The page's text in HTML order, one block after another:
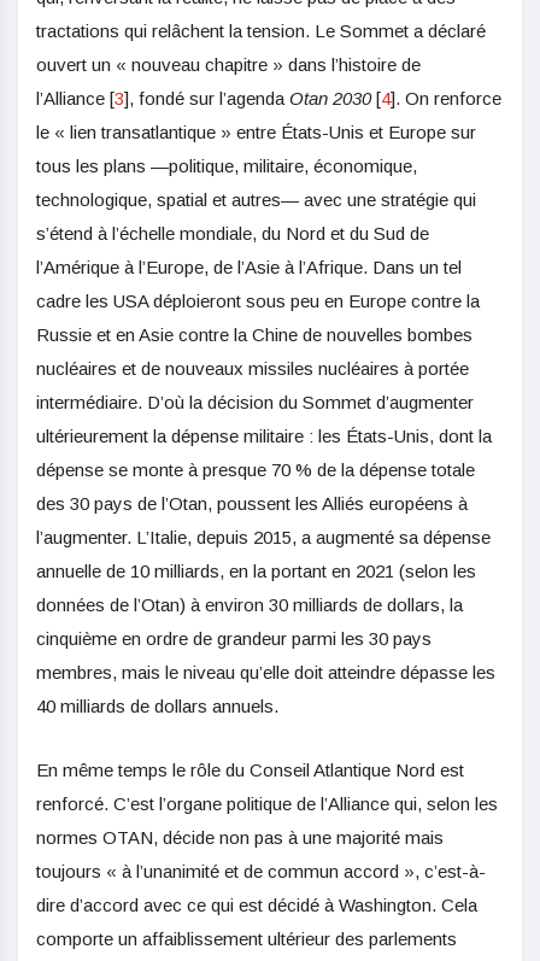
tractations qui relâchent la tension. Le Sommet a déclaré
ouvert un « nouveau chapitre » dans l’histoire de
l’Alliance [3], fondé sur l’agendaOtan 2030[4]. On renforce
le « lien transatlantique » entre États-Unis et Europe sur
tous les plans —politique, militaire, économique,
technologique, spatial et autres— avec une stratégie qui
s’étend à l’échelle mondiale, du Nord et du Sud de
l’Amérique à l’Europe, de l’Asie à l’Afrique. Dans un tel
cadre les USA déploieront sous peu en Europe contre la
Russie et en Asie contre la Chine de nouvelles bombes
nucléaires et de nouveaux missiles nucléaires à portée
intermédiaire. D’où la décision du Sommet d’augmenter
ultérieurement la dépense militaire : les États-Unis, dont la
dépense se monte à presque 70 % de la dépense totale
des 30 pays de l’Otan, poussent les Alliés européens à
l’augmenter. L’Italie, depuis 2015, a augmenté sa dépense
annuelle de 10 milliards, en la portant en 2021 (selon les
données de l’Otan) à environ 30 milliards de dollars, la
cinquième en ordre de grandeur parmi les 30 pays
membres, mais le niveau qu’elle doit atteindre dépasse les
40 milliards de dollars annuels.
En même temps le rôle du Conseil Atlantique Nord est
renforcé. C’est l’organe politique de l’Alliance qui, selon les
normes OTAN, décide non pas à une majorité mais
toujours « à l’unanimité et de commun accord », c’est-à-
dire d’accord avec ce qui est décidé à Washington. Cela
comporte un affaiblissement ultérieur des parlements